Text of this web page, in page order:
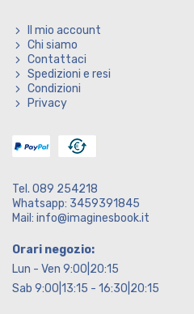
Il mio account
Chi siamo
Contattaci
Spedizioni e resi
Condizioni
Privacy
Tel. 089 254218
Whatsapp: 3459391845
Mail: info@imaginesbook.it
Orari negozio:
Lun - Ven 9:00|20:15
Sab 9:00|13:15 - 16:30|20:15